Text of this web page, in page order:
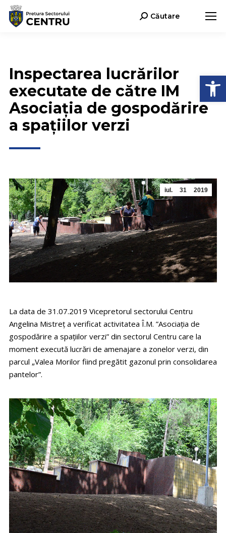
Search:Căutare
Inspectarea lucrărilor
executate de către IM
Asociația de gospodărire
a spațiilor verzi
iul. 31 2019
La data de 31.07.2019 Vicepretorul sectorului Centru
Angelina Mistreț a verificat activitatea Î.M. ”Asociația de
gospodărire a spațiilor verzi” din sectorul Centru care la
moment execută lucrări de amenajare a zonelor verzi, din
parcul „Valea Morilor fiind pregătit gazonul prin consolidarea
pantelor”.